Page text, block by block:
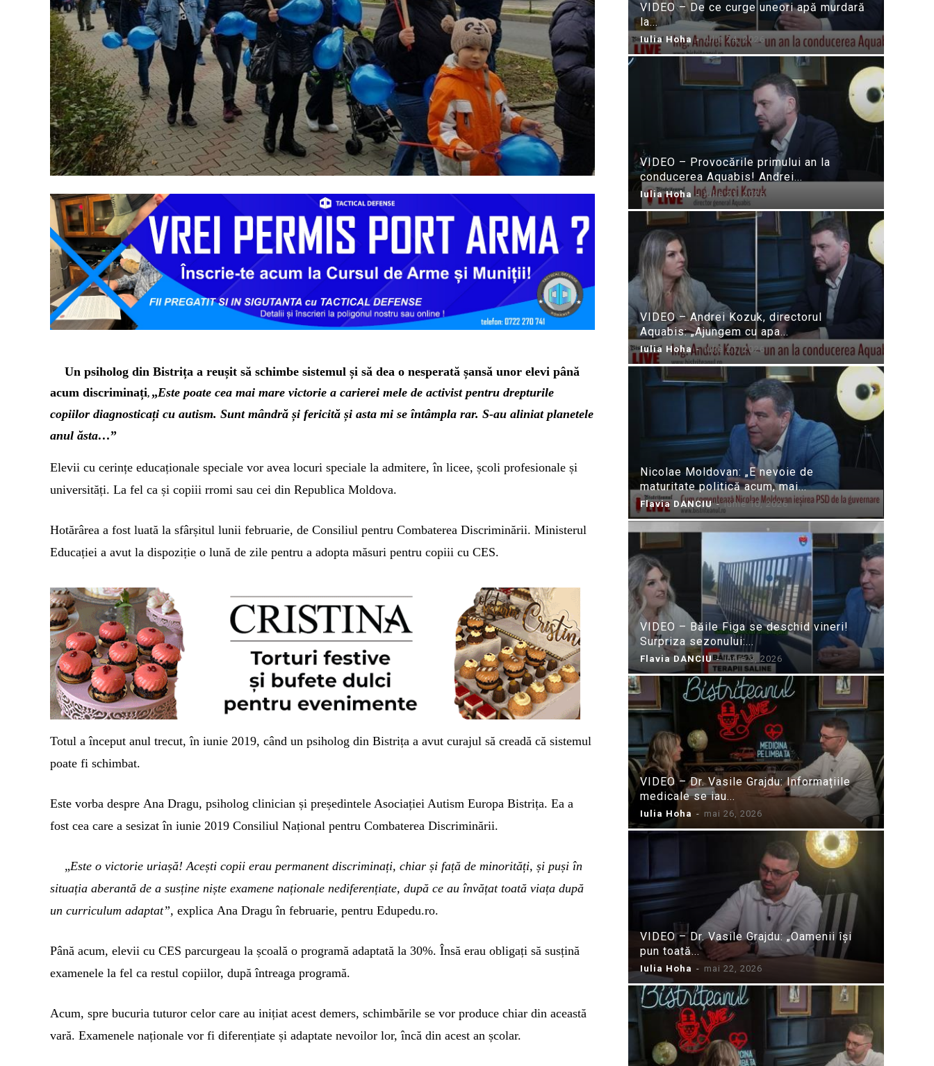
Un psiholog din Bistrița a reușit să schimbe sistemul și să dea o nesperată șansă unor elevi până
acum discriminați, „Este poate cea mai mare victorie a carierei mele de activist pentru drepturile
copiilor diagnosticați cu autism. Sunt mândră și fericită și asta mi se întâmpla rar. S-au aliniat planetele
anul ăsta…”
Elevii cu cerințe educaționale speciale vor avea locuri speciale la admitere, în licee, școli profesionale și
universități. La fel ca și copiii rromi sau cei din Republica Moldova.
Hotărârea a fost luată la sfârșitul lunii februarie, de Consiliul pentru Combaterea Discriminării. Ministerul
Educației a avut la dispoziție o lună de zile pentru a adopta măsuri pentru copiii cu CES.
Totul a început anul trecut, în iunie 2019, când un psiholog din Bistrița a avut curajul să creadă că sistemul
poate fi schimbat.
Este vorba despre Ana Dragu, psiholog clinician și președintele Asociației Autism Europa Bistrița. Ea a
fost cea care a sesizat în iunie 2019 Consiliul Național pentru Combaterea Discriminării.
„Este o victorie uriașă! Acești copii erau permanent discriminați, chiar și față de minorități, și puși în
situația aberantă de a susține niște examene naționale nediferențiate, după ce au învățat toată viața după
un curriculum adaptat”, explica Ana Dragu în februarie, pentru Edupedu.ro.
Până acum, elevii cu CES parcurgeau la școală o programă adaptată la 30%. Însă erau obligați să susțină
examenele la fel ca restul copiilor, după întreaga programă.
Acum, spre bucuria tuturor celor care au inițiat acest demers, schimbările se vor produce chiar din această
vară. Examenele naționale vor fi diferențiate și adaptate nevoilor lor, încă din acest an școlar.
VIDEO – De ce curge uneori apă murdară
la...
Iulia Hoha - iulie 24, 2026
VIDEO – Provocările primului an la
conducerea Aquabis! Andrei...
Iulia Hoha - iulie 21, 2026
VIDEO – Andrei Kozuk, directorul
Aquabis: „Ajungem cu apa...
Iulia Hoha - iulie 21, 2026
Nicolae Moldovan: „E nevoie de
maturitate politică acum, mai...
Flavia DANCIU - iunie 10, 2026
VIDEO – Băile Figa se deschid vineri!
Surpriza sezonului:...
Flavia DANCIU - iunie 9, 2026
VIDEO – Dr. Vasile Grajdu: Informațiile
medicale se iau...
Iulia Hoha - mai 26, 2026
VIDEO – Dr. Vasile Grajdu: „Oamenii își
pun toată...
Iulia Hoha - mai 22, 2026